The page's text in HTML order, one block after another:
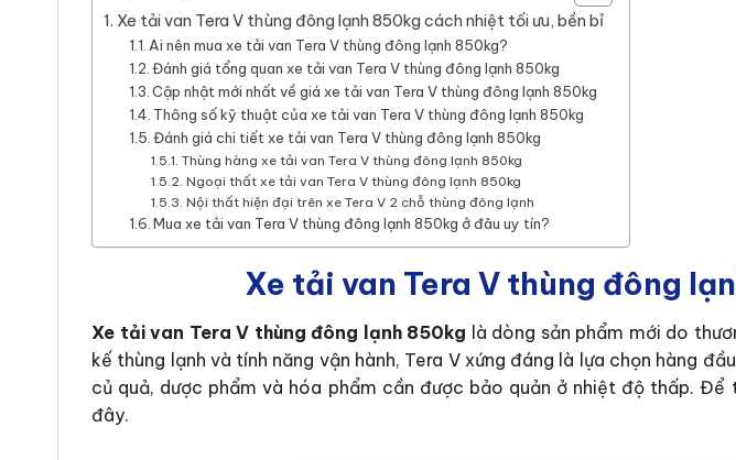
Xe tải van Tera V thùng đông lạnh 850kg cách nhiệt tối ưu, bền bỉ
Ai nên mua xe tải van Tera V thùng đông lạnh 850kg?
Đánh giá tổng quan xe tải van Tera V thùng đông lạnh 850kg
Cập nhật mới nhất về giá xe tải van Tera V thùng đông lạnh 850kg
Thông số kỹ thuật của xe tải van Tera V thùng đông lạnh 850kg
Đánh giá chi tiết xe tải van Tera V thùng đông lạnh 850kg
Thùng hàng xe tải van Tera V thùng đông lạnh 850kg
Ngoại thất xe tải van Tera V thùng đông lạnh 850kg
Nội thất hiện đại trên xe Tera V 2 chỗ thùng đông lạnh
Mua xe tải van Tera V thùng đông lạnh 850kg ở đâu uy tín?
Xe tải van Tera V thùng đông
Xe tải van Tera V thùng đông lạnh 850kg là dòng sản phẩm mới do
kế thùng lạnh và tính năng vận hành, Tera V xứng đáng là lựa chọn hàng
củ quả, dược phẩm và hóa phẩm cần được bảo quản ở nhiệt độ thấp.
đây.